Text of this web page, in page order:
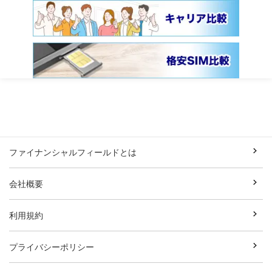
ファイナンシャルフィールドとは
会社概要
利用規約
プライバシーポリシー